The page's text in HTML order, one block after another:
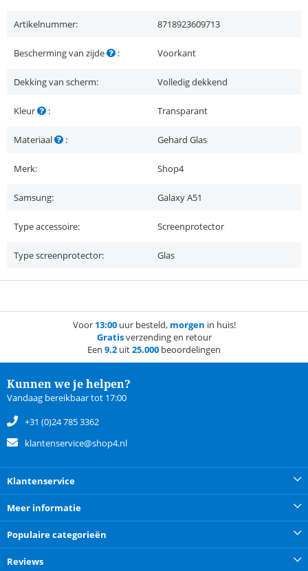
Artikelnummer: 8718923609713
Bescherming van zijde : Voorkant
Dekking van scherm: Volledig dekkend
Kleur : Transparant
Materiaal : Gehard Glas
Merk: Shop4
Samsung: Galaxy A51
Type accessoire: Screenprotector
Type screenprotector: Glas
Voor 13:00uur besteld, morgen in huis!
Gratisverzending en retour
Een 9.2 uit25.000 beoordelingen
Kunnen we je helpen?
Vandaag bereikbaar tot 17:00
+31 (0)24 785 3362
klantenservice@shop4.nl
Klantenservice
Meer informatie
Populaire categorieën
Reviews